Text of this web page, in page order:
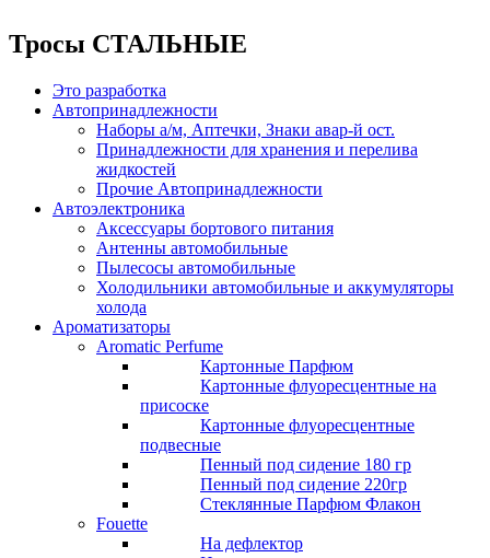
Тросы СТАЛЬНЫЕ
Это разработка
Автопринадлежности
Наборы а/м, Аптечки, Знаки авар-й ост.
Принадлежности для хранения и перелива
жидкостей
Прочие Автопринадлежности
Автоэлектроника
Аксессуары бортового питания
Антенны автомобильные
Пылесосы автомобильные
Холодильники автомобильные и аккумуляторы
холода
Ароматизаторы
Aromatic Perfume
Картонные Парфюм
Картонные флуоресцентные на
присоске
Картонные флуоресцентные
подвесные
Пенный под сидение 180 гр
Пенный под сидение 220гр
Стеклянные Парфюм Флакон
Fouette
На дефлектор